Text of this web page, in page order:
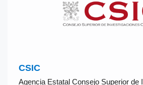
CSIC
Agencia Estatal Consejo Superior de